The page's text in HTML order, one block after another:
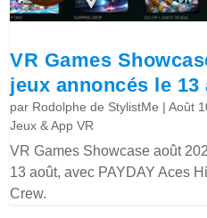
VR Games
jeux annoncés le 13
par Rodolphe de StylistMe |Août
Jeux & App VR
VR Games Showcase août
13 août, avec PAYDAY Aces
Crew.